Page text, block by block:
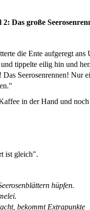
Das große
die Ente aufgeregt ans
tippelte eilig hin und her.
Seerosenrennen! Nur
in der Hand und
ist gleich".
hüpfen.
bekommt Extrapunkte